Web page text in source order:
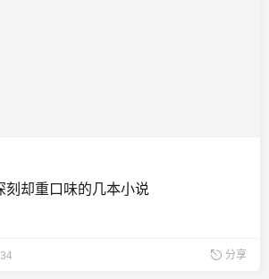
刻却重口味的几本小说
分享